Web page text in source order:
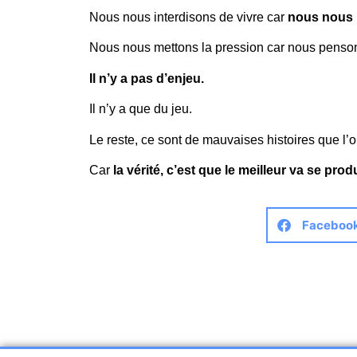
Nous nous interdisons de vivre car nous nous
Nous nous mettons la pression car nous
Il n’y a pas d’enjeu.
Il n’y a que du jeu.
Le reste, ce sont de mauvaises histoires que
Car la vérité, c’est que le meilleur va se